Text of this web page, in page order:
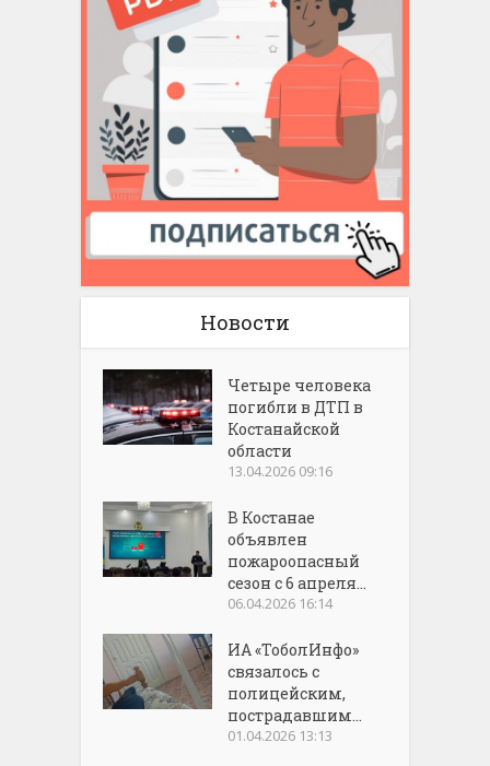
Новости
Четыре человека
погибли в ДТП в
Костанайской
области
13.04.2026 09:16
В Костанае
объявлен
пожароопасный
сезон с 6 апреля...
06.04.2026 16:14
ИА «ТоболИнфо»
связалось с
полицейским,
пострадавшим...
01.04.2026 13:13